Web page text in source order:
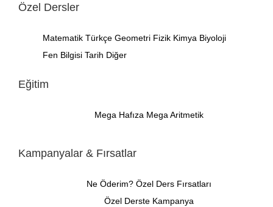
Özel Dersler
Matematik Türkçe Geometri Fizik Kimya Biyoloji
Fen Bilgisi Tarih Diğer
Eğitim
Mega Hafıza Mega Aritmetik
Kampanyalar & Fırsatlar
Ne Öderim? Özel Ders Fırsatları
Özel Derste Kampanya